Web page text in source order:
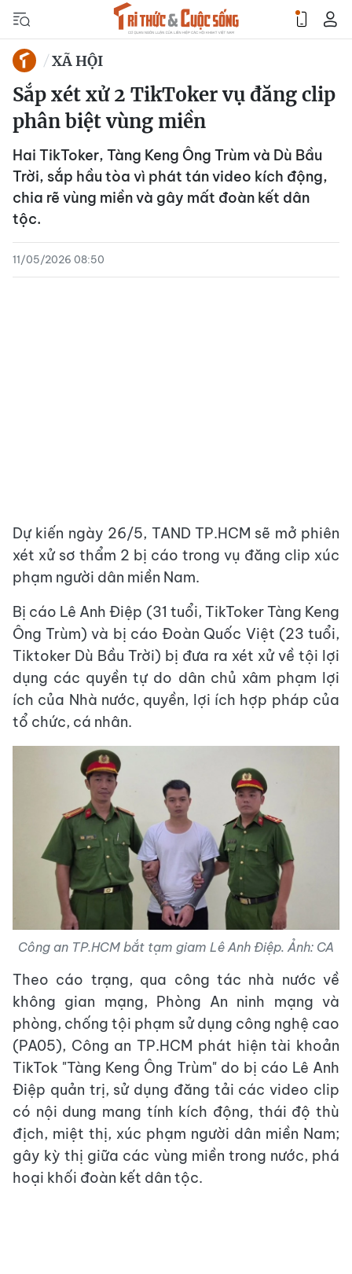
XÃ HỘI
Sắp xét xử 2 TikToker vụ đăng clip
phân biệt vùng miền
Hai TikToker, Tàng Keng Ông Trùm và Dù Bầu
Trời, sắp hầu tòa vì phát tán video kích động,
chia rẽ vùng miền và gây mất đoàn kết dân
tộc.
11/05/2026 08:50
Dự kiến ngày 26/5, TAND TP.HCM sẽ mở phiên
xét xử sơ thẩm 2 bị cáo trong vụ đăng clip xúc
phạm người dân miền Nam.
Bị cáo Lê Anh Điệp (31 tuổi, TikToker Tàng Keng
Ông Trùm) và bị cáo Đoàn Quốc Việt (23 tuổi,
Tiktoker Dù Bầu Trời) bị đưa ra xét xử về tội lợi
dụng các quyền tự do dân chủ xâm phạm lợi
ích của Nhà nước, quyền, lợi ích hợp pháp của
tổ chức, cá nhân.
Công an TP.HCM bắt tạm giam Lê Anh Điệp. Ảnh: CA
Theo cáo trạng, qua công tác nhà nước về
không gian mạng, Phòng An ninh mạng và
phòng, chống tội phạm sử dụng công nghệ cao
(PA05), Công an TP.HCM phát hiện tài khoản
TikTok "Tàng Keng Ông Trùm" do bị cáo Lê Anh
Điệp quản trị, sử dụng đăng tải các video clip
có nội dung mang tính kích động, thái độ thù
địch, miệt thị, xúc phạm người dân miền Nam;
gây kỳ thị giữa các vùng miền trong nước, phá
hoại khối đoàn kết dân tộc.